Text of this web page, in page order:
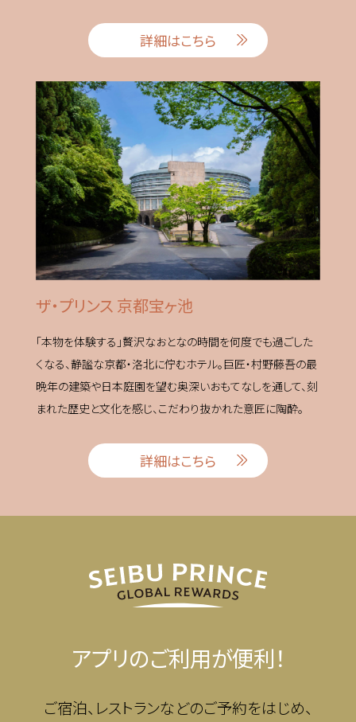
詳細はこちら
ザ・プリンス 京都宝ヶ池
「本物を体験する」贅沢なおとなの時間を何度でも過ごした
くなる、静謐な京都・洛北に佇むホテル。巨匠・村野藤吾の最
晩年の建築や日本庭園を望む奥深いおもてなしを通して、刻
まれた歴史と文化を感じ、こだわり抜かれた意匠に陶酔。
詳細はこちら
アプリのご利用が便利！
ご宿泊、レストランなどのご予約をはじめ、